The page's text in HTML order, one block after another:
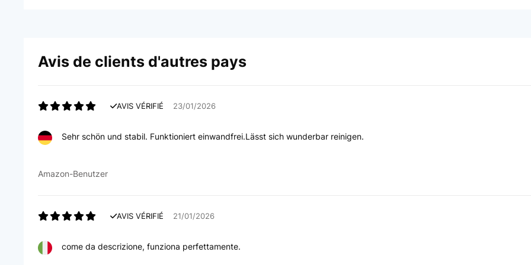
Avis de clients d'autres pays
AVIS VÉRIFIÉ 23/01/2026
Sehr schön und stabil. Funktioniert einwandfrei.Lässt sich wunderbar reinigen.
Amazon-Benutzer
AVIS VÉRIFIÉ 21/01/2026
come da descrizione, funziona perfettamente.